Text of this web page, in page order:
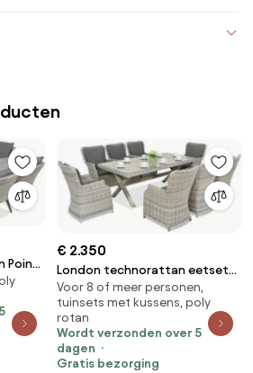
Point
€ 2.350
London technorattan eetset
voor 8 personen Garden Point
antraciet
Voor 8 of meer personen,
tuinsets met kussens, poly
rotan
Wordt verzonden over 5
dagen
Gratis bezorging